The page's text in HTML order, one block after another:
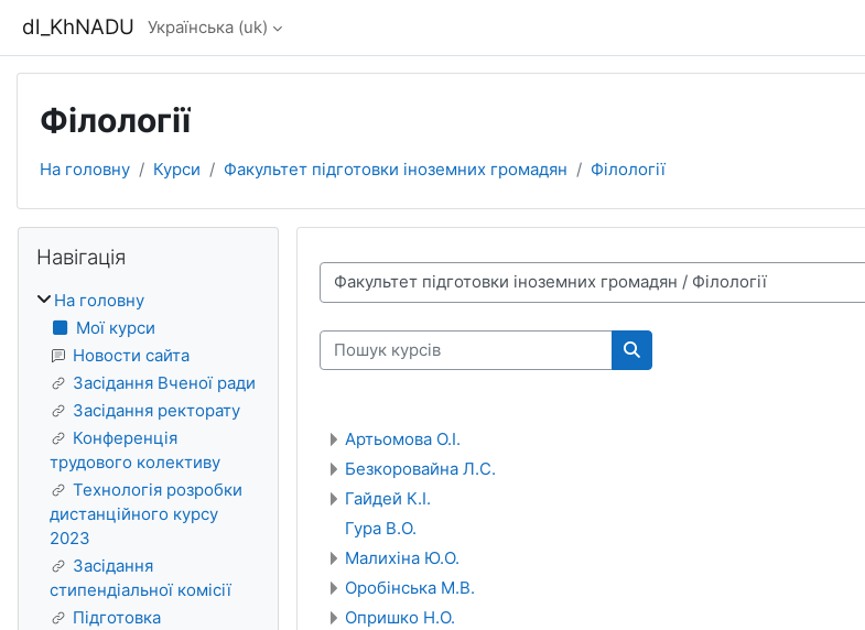
dl_KhNADU Українська ‎(uk)‎
Філології
На головну Курси Факультет підготовки іноземних громадян Філології
Категорії курсів
Пошук курсів
Пошук курсів
Артьомова О.І.
Безкоровайна Л.С.
Гайдей К.І.
Гура В.О.
Малихіна Ю.О.
Оробінська М.В.
Опришко Н.О.
Блоки
Навігація
На головну
Мої курси
Новости сайта
Засідання Вченої ради
Засідання ректорату
Конференція
трудового колективу
Технологія розробки
дистанційного курсу
2023
Засідання
стипендіальної комісії
Підготовка